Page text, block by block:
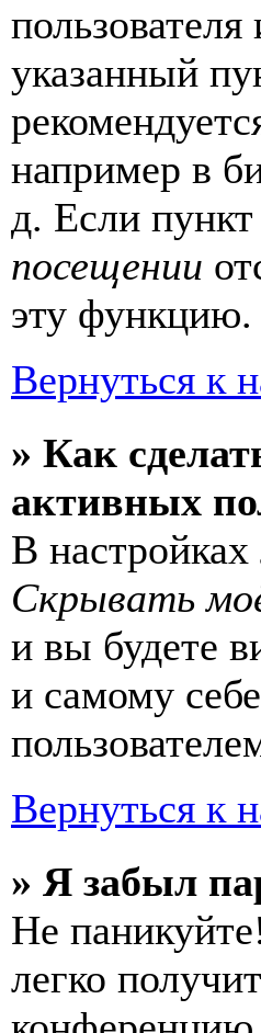
указанный
например в
д. Если
посещении
эту функцию.
Вернуться к
» Как
активных
В
Скрывать
и вы будете
и самому
Вернуться к
» Я забыл
Не
легко